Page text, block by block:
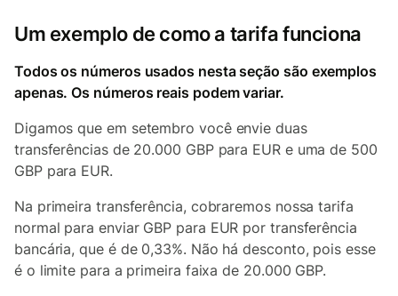
Um exemplo de como a tarifa funciona
Todos os números usados nesta seção são exemplos
apenas. Os números reais podem variar.
Digamos que em setembro você envie duas
transferências de 20.000 GBP para EUR e uma de 500
GBP para EUR.
Na primeira transferência, cobraremos nossa tarifa
normal para enviar GBP para EUR por transferência
bancária, que é de 0,33%. Não há desconto, pois esse
é o limite para a primeira faixa de 20.000 GBP.